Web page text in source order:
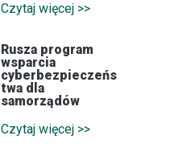
Czytaj więcej >>
Rusza program
wsparcia
cyberbezpieczeńs
twa dla
samorządów
Czytaj więcej >>